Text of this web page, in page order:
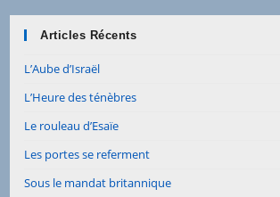
Articles Récents
L’Aube d’Israël
L’Heure des ténèbres
Le rouleau d’Esaïe
Les portes se referment
Sous le mandat britannique